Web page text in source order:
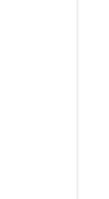
gestión del